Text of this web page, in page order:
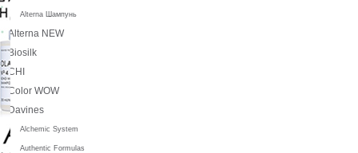
Alterna Шампунь
Alterna NEW
Biosilk
CHI
Color WOW
Davines
Alchemic System
Authentic Formulas